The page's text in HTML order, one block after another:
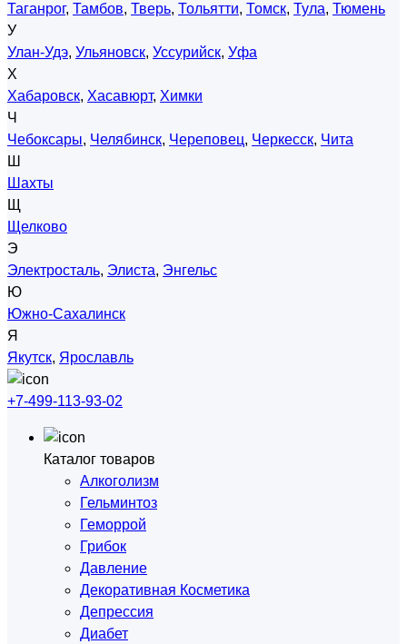
Таганрог, Тамбов, Тверь, Тольятти, Томск, Тула, Тюмень
У
Улан-Удэ, Ульяновск, Уссурийск, Уфа
Х
Хабаровск, Хасавюрт, Химки
Ч
Чебоксары, Челябинск, Череповец, Черкесск, Чита
Ш
Шахты
Щ
Щелково
Э
Электросталь, Элиста, Энгельс
Ю
Южно-Сахалинск
Я
Якутск, Ярославль
+7-499-113-93-02
Каталог товаров
Алкоголизм
Гельминтоз
Геморрой
Грибок
Давление
Декоративная Косметика
Депрессия
Диабет